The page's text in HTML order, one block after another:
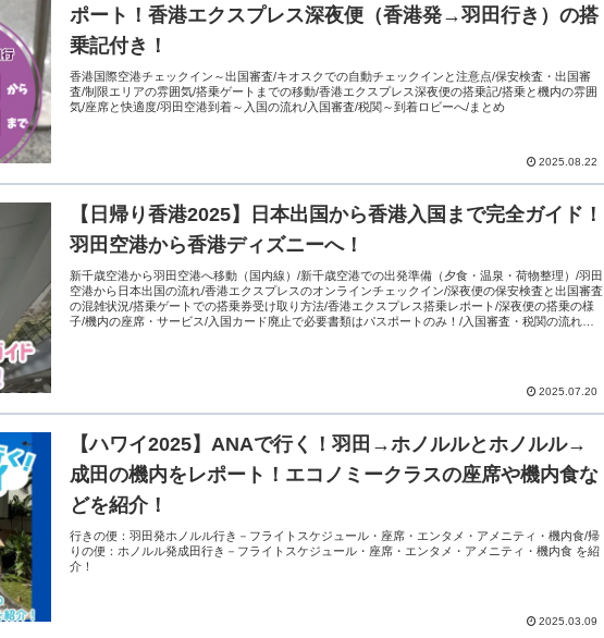
ポート！香港エクスプレス深夜便（香港発→羽田行き）の搭
乗記付き！
香港国際空港チェックイン～出国審査/キオスクでの自動チェックインと注意点/保安検査・出国審
査/制限エリアの雰囲気/搭乗ゲートまでの移動/香港エクスプレス深夜便の搭乗記/搭乗と機内の雰囲
気/座席と快適度/羽田空港到着～入国の流れ/入国審査/税関～到着ロビーへ/まとめ
2025.08.22
【日帰り香港2025】日本出国から香港入国まで完全ガイド！
羽田空港から香港ディズニーへ！
新千歳空港から羽田空港へ移動（国内線）/新千歳空港での出発準備（夕食・温泉・荷物整理）/羽田
空港から日本出国の流れ/香港エクスプレスのオンラインチェックイン/深夜便の保安検査と出国審査
の混雑状況/搭乗ゲートでの搭乗券受け取り方法/香港エクスプレス搭乗レポート/深夜便の搭乗の様
子/機内の座席・サービス/入国カード廃止で必要書類はパスポートのみ！/入国審査・税関の流れと
2025.07.20
【ハワイ2025】ANAで行く！羽田→ホノルルとホノルル→
成田の機内をレポート！エコノミークラスの座席や機内食な
どを紹介！
行きの便：羽田発ホノルル行き－フライトスケジュール・座席・エンタメ・アメニティ・機内食/帰
りの便：ホノルル発成田行き－フライトスケジュール・座席・エンタメ・アメニティ・機内食 を紹
介！
2025.03.09